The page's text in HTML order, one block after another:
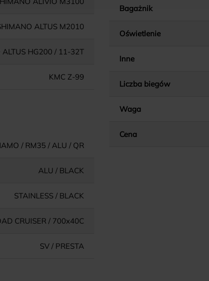
ALTUS M2010
ALTUS HG200 / 11-32T
KMC Z-99
/ RM35 / ALU / QR
ALU / BLACK
STAINLESS / BLACK
CRUISER / 700x40C
SV / PRESTA
Bagażnik
Oświetlenie
Inne
Liczba biegów
Waga
Cena